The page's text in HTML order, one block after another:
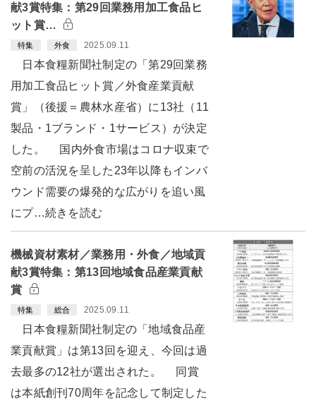
献3賞特集：第29回業務用加工食品ヒ
ット賞…
特集 外食 2025.09.11
日本食糧新聞社制定の「第29回業務
用加工食品ヒット賞／外食産業貢献
賞」（後援＝農林水産省）に13社（11
製品・1ブランド・1サービス）が決定
した。 国内外食市場はコロナ収束で
空前の活況を呈した23年以降もインバ
ウンド需要の爆発的な広がりを追い風
にプ…続きを読む
機械資材素材／業務用・外食／地域貢
献3賞特集：第13回地域食品産業貢献
賞
特集 総合 2025.09.11
日本食糧新聞社制定の「地域食品産
業貢献賞」は第13回を迎え、今回は過
去最多の12社が選出された。 同賞
は本紙創刊70周年を記念して制定した